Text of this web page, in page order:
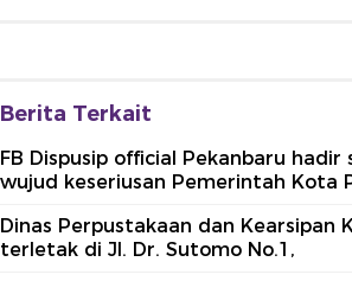
Berita Terkait
FB Dispusip official Pekanbaru hadir
wujud keseriusan Pemerintah Kota
Dinas Perpustakaan dan Kearsipan
terletak di Jl. Dr. Sutomo No.1,